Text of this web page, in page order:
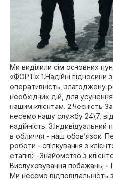
Ми виділили сім основних
«ФОРТ»: 1.Надійні відносини
оперативність, злагоджену
необхідних дій, для
нашим клієнтам. 2.Чесність
несемо нашу службу 24\7,
надійність. 3.Індивідуальний
в обличчя - наш обов’язок.
роботи - спілкування з
етапів: - Знайомство з
Вислуховування побажань; -
Ми несемо відповідальність